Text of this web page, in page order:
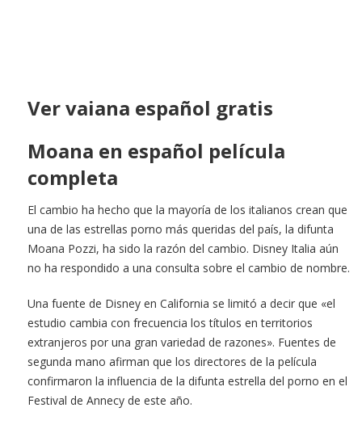
Ver vaiana español gratis
Moana en español película
completa
El cambio ha hecho que la mayoría de los italianos crean que
una de las estrellas porno más queridas del país, la difunta
Moana Pozzi, ha sido la razón del cambio. Disney Italia aún
no ha respondido a una consulta sobre el cambio de nombre.
Una fuente de Disney en California se limitó a decir que «el
estudio cambia con frecuencia los títulos en territorios
extranjeros por una gran variedad de razones». Fuentes de
segunda mano afirman que los directores de la película
confirmaron la influencia de la difunta estrella del porno en el
Festival de Annecy de este año.